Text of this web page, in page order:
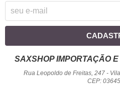
SAXSHOP IMPORTAÇÃO
Rua Leopoldo de Freitas, 247-
CEP: